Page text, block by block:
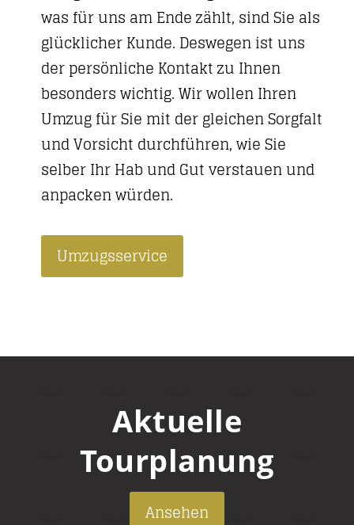
was für uns am Ende zählt, sind Sie als
glücklicher Kunde. Deswegen ist uns
der persönliche Kontakt zu Ihnen
besonders wichtig. Wir wollen Ihren
Umzug für Sie mit der gleichen Sorgfalt
und Vorsicht durchführen, wie Sie
selber Ihr Hab und Gut verstauen und
anpacken würden.
Umzugsservice
Aktuelle
Tourplanung
Ansehen